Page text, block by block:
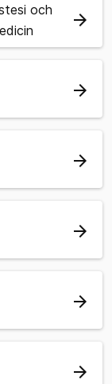
och
arrow_forward
arrow_forward
arrow_forward
arrow_forward
arrow_forward
arrow_forward